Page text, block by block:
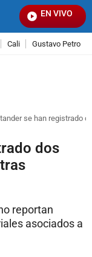
EN VIVO
Cali Gustavo Petro
se han registrado
dos
reportan
asociados a